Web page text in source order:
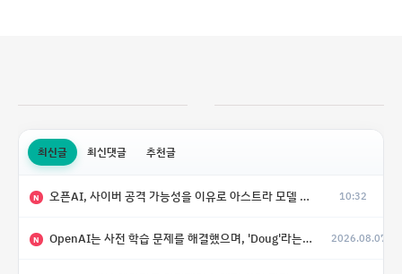
최신글 최신댓글 추천글
N 오픈AI, 사이버 공격 가능성을 이유로 아스트라 모델 출시 연기 10:32
N OpenAI는 사전 학습 문제를 해결했으며, 'Doug'라는 코드명을 가진 훨씬 더 큰 모델을 활발히 개발 중 2026.08.07